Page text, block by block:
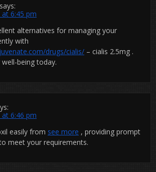
says:
6:45 pm
alternatives for managing your
with
drugs/cialis/ – cialis 2.5mg .
being today.
6:46 pm
easily from see more , providing prompt
meet your requirements.